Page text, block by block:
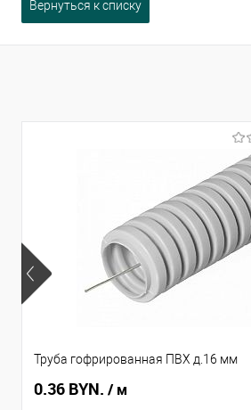
Вернуться к списку
Труба гофрированная ПВХ д.16 мм
0.36 BYN. / м